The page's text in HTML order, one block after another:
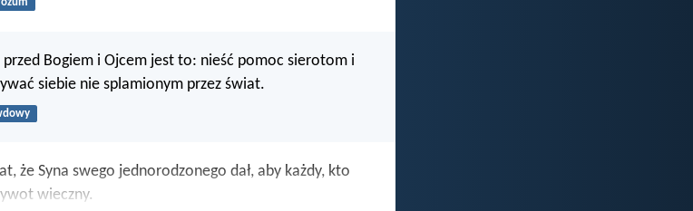
Bogiem i Ojcem jest to: nieść pomoc sierotom i
siebie nie splamionym przez świat.
że Syna swego jednorodzonego dał, aby każdy, kto
wieczny.